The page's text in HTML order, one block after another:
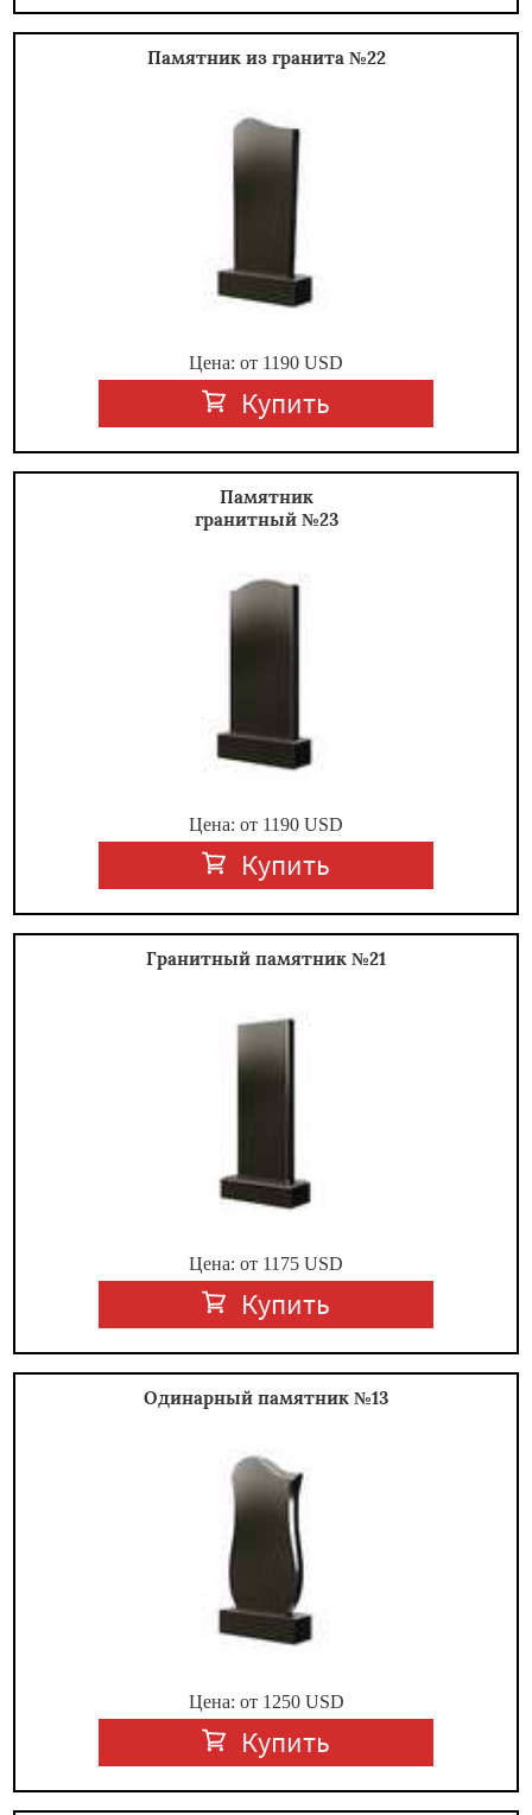
Памятник из гранита №22
Цена: от 1190 USD
Купить
Памятник
гранитный №23
Цена: от 1190 USD
Купить
Гранитный памятник №21
Цена: от 1175 USD
Купить
Одинарный памятник №13
Цена: от 1250USD
Купить